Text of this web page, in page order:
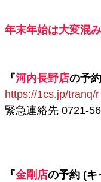
年末年始は大変混
『河内長野店の予
https://1cs.jp/tranq/r
緊急連絡先 0721-
『金剛店の予約 (キ